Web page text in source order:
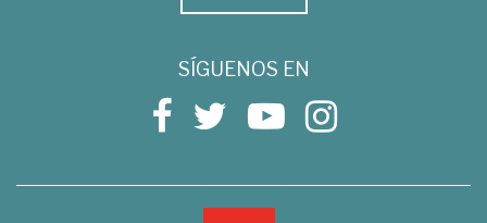
SÍGUENOS EN